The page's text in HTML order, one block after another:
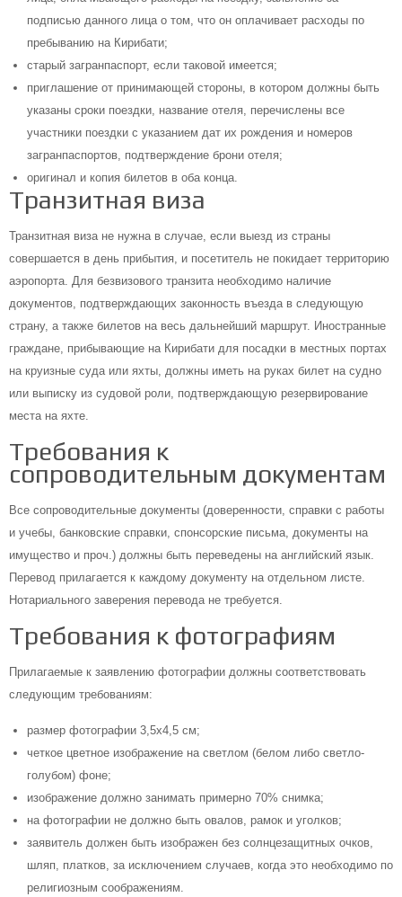
подписью данного лица о том, что он оплачивает расходы по
пребыванию на Кирибати;
старый загранпаспорт, если таковой имеется;
приглашение от принимающей стороны, в котором должны быть
указаны сроки поездки, название отеля, перечислены все
участники поездки с указанием дат их рождения и номеров
загранпаспортов, подтверждение брони отеля;
оригинал и копия билетов в оба конца.
Транзитная виза
Транзитная виза не нужна в случае, если выезд из страны
совершается в день прибытия, и посетитель не покидает территорию
аэропорта. Для безвизового транзита необходимо наличие
документов, подтверждающих законность въезда в следующую
страну, а также билетов на весь дальнейший маршрут. Иностранные
граждане, прибывающие на Кирибати для посадки в местных портах
на круизные суда или яхты, должны иметь на руках билет на судно
или выписку из судовой роли, подтверждающую резервирование
места на яхте.
Требования к
сопроводительным документам
Все сопроводительные документы (доверенности, справки с работы
и учебы, банковские справки, спонсорские письма, документы на
имущество и проч.) должны быть переведены на английский язык.
Перевод прилагается к каждому документу на отдельном листе.
Нотариального заверения перевода не требуется.
Требования к фотографиям
Прилагаемые к заявлению фотографии должны соответствовать
следующим требованиям:
размер фотографии 3,5х4,5 см;
четкое цветное изображение на светлом (белом либо светло-
голубом) фоне;
изображение должно занимать примерно 70% снимка;
на фотографии не должно быть овалов, рамок и уголков;
заявитель должен быть изображен без солнцезащитных очков,
шляп, платков, за исключением случаев, когда это необходимо по
религиозным соображениям.